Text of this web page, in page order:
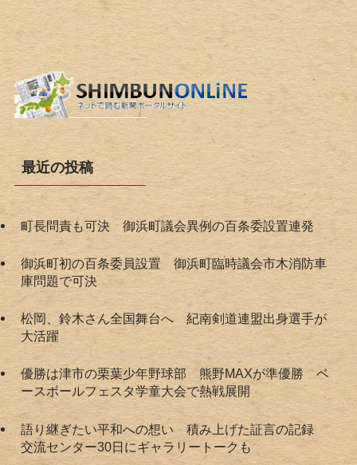
最近の投稿
町長問責も可決 御浜町議会異例の百条委設置連発
御浜町初の百条委員設置 御浜町臨時議会市木消防車
庫問題で可決
松岡、鈴木さん全国舞台へ 紀南剣道連盟出身選手が
大活躍
優勝は津市の栗葉少年野球部 熊野MAXが準優勝 ベ
ースボールフェスタ学童大会で熱戦展開
語り継ぎたい平和への想い 積み上げた証言の記録
交流センター30日にギャラリートークも